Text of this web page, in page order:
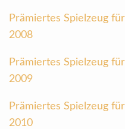
Prämiertes Spielzeug
2008
Prämiertes Spielzeug
2009
Prämiertes Spielzeug
2010